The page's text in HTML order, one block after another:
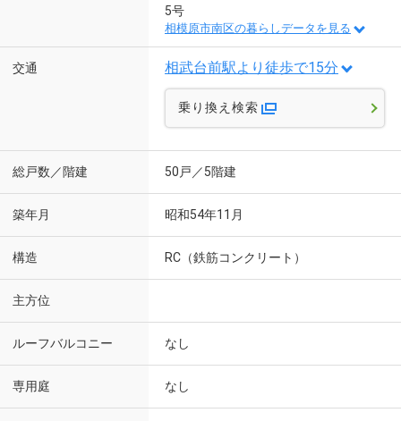
5号
相模原市南区の暮らしデータを見る
交通 相武台前駅より徒歩で15分
乗り換え検索
総戸数／階建 50戸／5階建
築年月 昭和54年11月
構造 RC（鉄筋コンクリート）
主方位
ルーフバルコニー なし
専用庭 なし